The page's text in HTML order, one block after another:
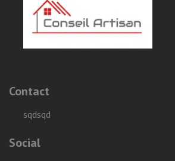
Contact
sqdsqd
Social